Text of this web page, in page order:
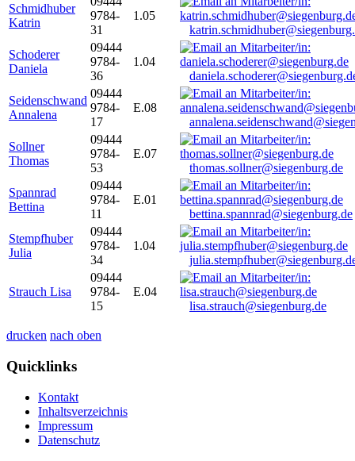
Schmidhuber
Katrin
9784-
31
1.05
Schoderer
Daniela
09444
9784-
36
1.04
Seidenschwand
Annalena
09444
9784-
17
E.08
Sollner
Thomas
09444
9784-
53
E.07
thomas.sollner@siegenburg.de
Spannrad
Bettina
09444
9784-
11
E.01
bettina.spannrad@siegenburg.de
Stempfhuber
Julia
09444
9784-
34
1.04
Strauch Lisa
09444
9784-
15
E.04
lisa.strauch@siegenburg.de
drucken nach oben
Quicklinks
Kontakt
Inhaltsverzeichnis
Impressum
Datenschutz